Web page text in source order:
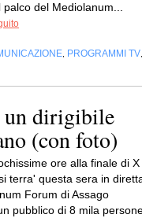
del Mediolanum...
PROGRAMMI TV
un dirigibile
(con foto)
ore alla finale di X
terra' questa sera in
Forum di Assago
pubblico di 8 mila